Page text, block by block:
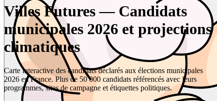
Villes Futures — Candidats
municipales 2026 et projections
climatiques
Carte interactive des candidats déclarés aux élections municipales
2026 en France. Plus de 50 000 candidats référencés avec leurs
programmes, sites de campagne et étiquettes politiques.